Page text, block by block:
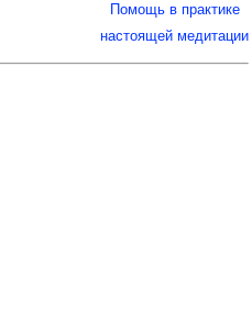
Помощь в практике
настоящей медитации